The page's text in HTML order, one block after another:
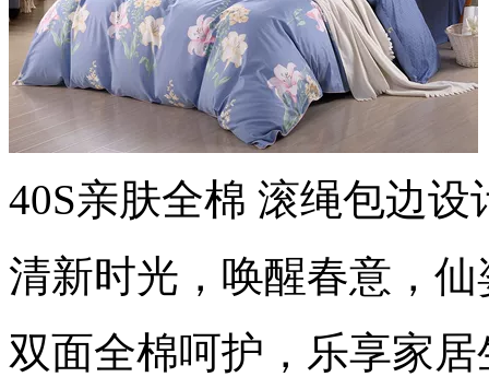
40S亲肤全棉 滚绳包边
清新时光，唤醒春意，
双面全棉呵护，乐享家居